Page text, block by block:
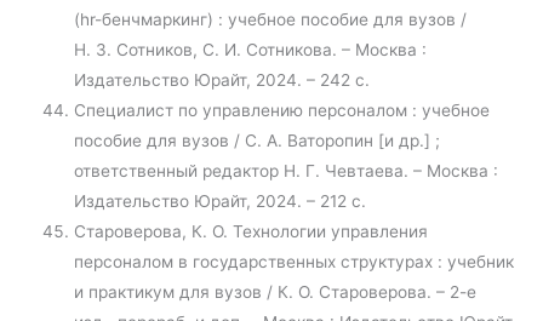
(hr-бенчмаркинг) : учебное пособие для вузов /
Н. З. Сотников, С. И. Сотникова. – Москва :
Издательство Юрайт, 2024. – 242 с.
Специалист по управлению персоналом : учебное
пособие для вузов / С. А. Ваторопин [и др.] ;
ответственный редактор Н. Г. Чевтаева. – Москва :
Издательство Юрайт, 2024. – 212 с.
Староверова, К. О. Технологии управления
персоналом в государственных структурах : учебник
и практикум для вузов / К. О. Староверова. – 2-е